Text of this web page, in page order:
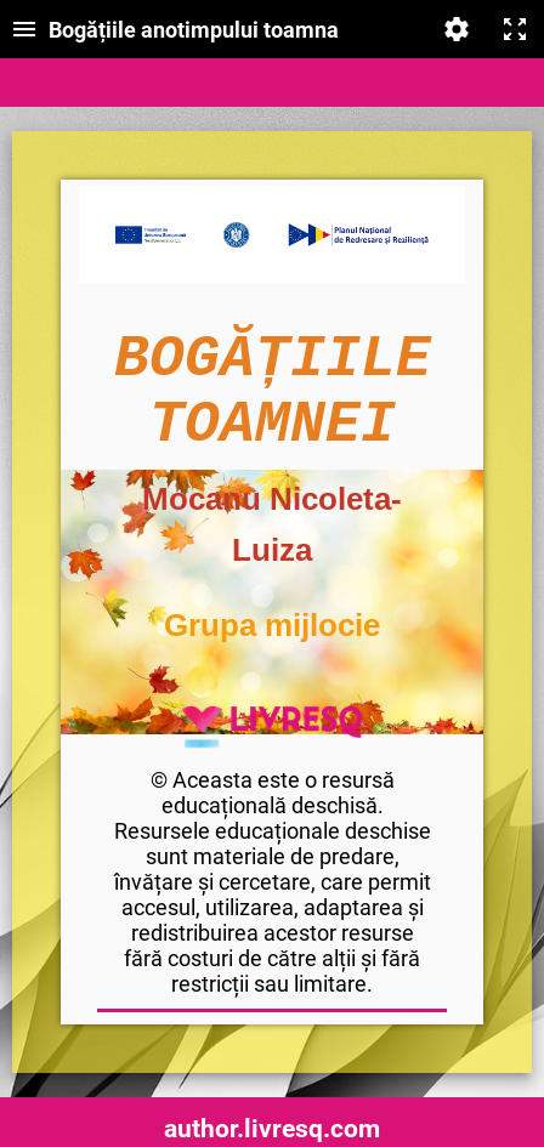
Bogățiile anotimpului toamna
BOGĂȚIILE
TOAMNEI
Mocanu Nicoleta-
Luiza
Grupa mijlocie
© Aceasta este o resursă
educațională deschisă.
Resursele educaționale deschise
sunt materiale de predare,
învățare și cercetare, care permit
accesul, utilizarea, adaptarea și
redistribuirea acestor resurse
fără costuri de către alții și fără
restricții sau limitare.
author.livresq.com